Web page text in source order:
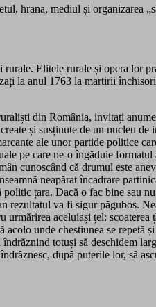
hrana, mediul și organizarea
Elitele rurale și opera lor
la anul 1763 la martirii
din România, invitați
și susținute de un nucleu
ale unor partide politice
pe care ne-o îngăduie
cunoscând că drumul este
neapărat încadrare
țara. Dacă o fac bine sau
va fi sigur păgubos.
urmărirea aceluiași țel:
unde chestiunea se repetă
totuși să deschidem
după puterile lor, să